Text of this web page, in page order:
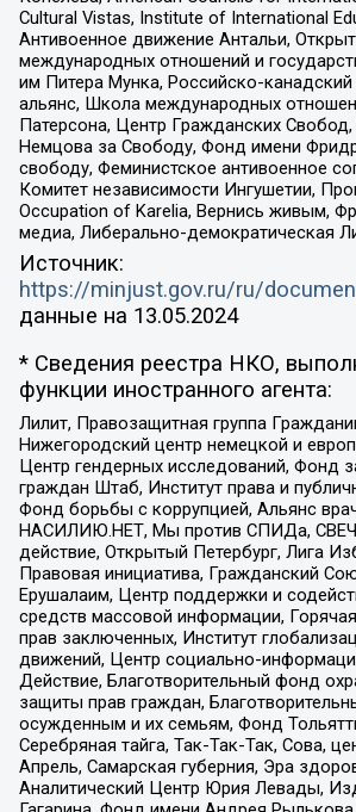
Cultural Vistas, Institute of International
Антивоенное движение Антальи,
международных отношений и
им Питера Мунка, Российско-
альянс, Школа международных
Патерсона, Центр Гражданских
Немцова за Свободу, Фонд имени
свободу, Феминистское антивоенное
Комитет независимости Ингушетии,
Occupation of Karelia, Вернись живым,
медиа, Либерально-демократическая
Источник:
https://minjust.gov.ru/ru/
данные на 13.05.2024
* Сведения реестра НКО,
функции иностранного агента:
Лилит, Правозащитная группа
Нижегородский центр немецкой и
Центр гендерных исследований, Фонд
граждан Штаб, Институт права и
Фонд борьбы с коррупцией, Альянс
НАСИЛИЮ.НЕТ, Мы против СПИДа,
действие, Открытый Петербург, Лига
Правовая инициатива, Гражданский
Ерушалаим, Центр поддержки и
средств массовой информации,
прав заключенных, Институт
движений, Центр социально-
Действие, Благотворительный фонд
защиты прав граждан,
осужденным и их семьям, Фонд
Серебряная тайга, Так-Так-Так, Сова,
Апрель, Самарская губерния, Эра
Аналитический Центр Юрия Левады,